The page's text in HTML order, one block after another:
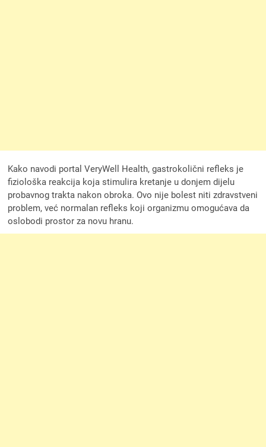
Kako navodi portal VeryWell Health, gastrokolični refleks je
fiziološka reakcija koja stimulira kretanje u donjem dijelu
probavnog trakta nakon obroka. Ovo nije bolest niti zdravstveni
problem, već normalan refleks koji organizmu omogućava da
oslobodi prostor za novu hranu.